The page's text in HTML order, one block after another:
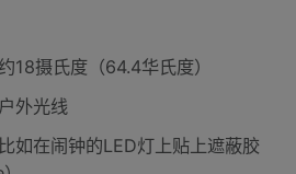
18摄氏度（64.4华氏度）
外光线
如在闹钟的LED灯上贴上遮蔽胶